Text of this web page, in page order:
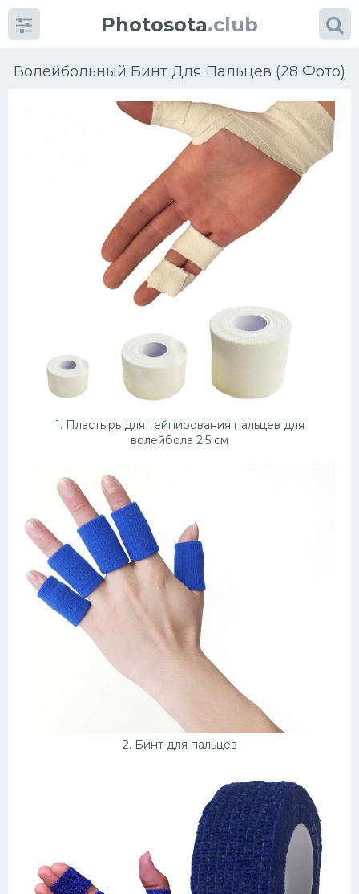
Photosota.club
Волейбольный Бинт Для Пальцев (28 Фото)
1. Пластырь для тейпирования пальцев для
волейбола 2,5 см
2. Бинт для пальцев
КатегорииФото
Много картинок...
Велогонки
Конькобежный спорт
Интерьеры квартир